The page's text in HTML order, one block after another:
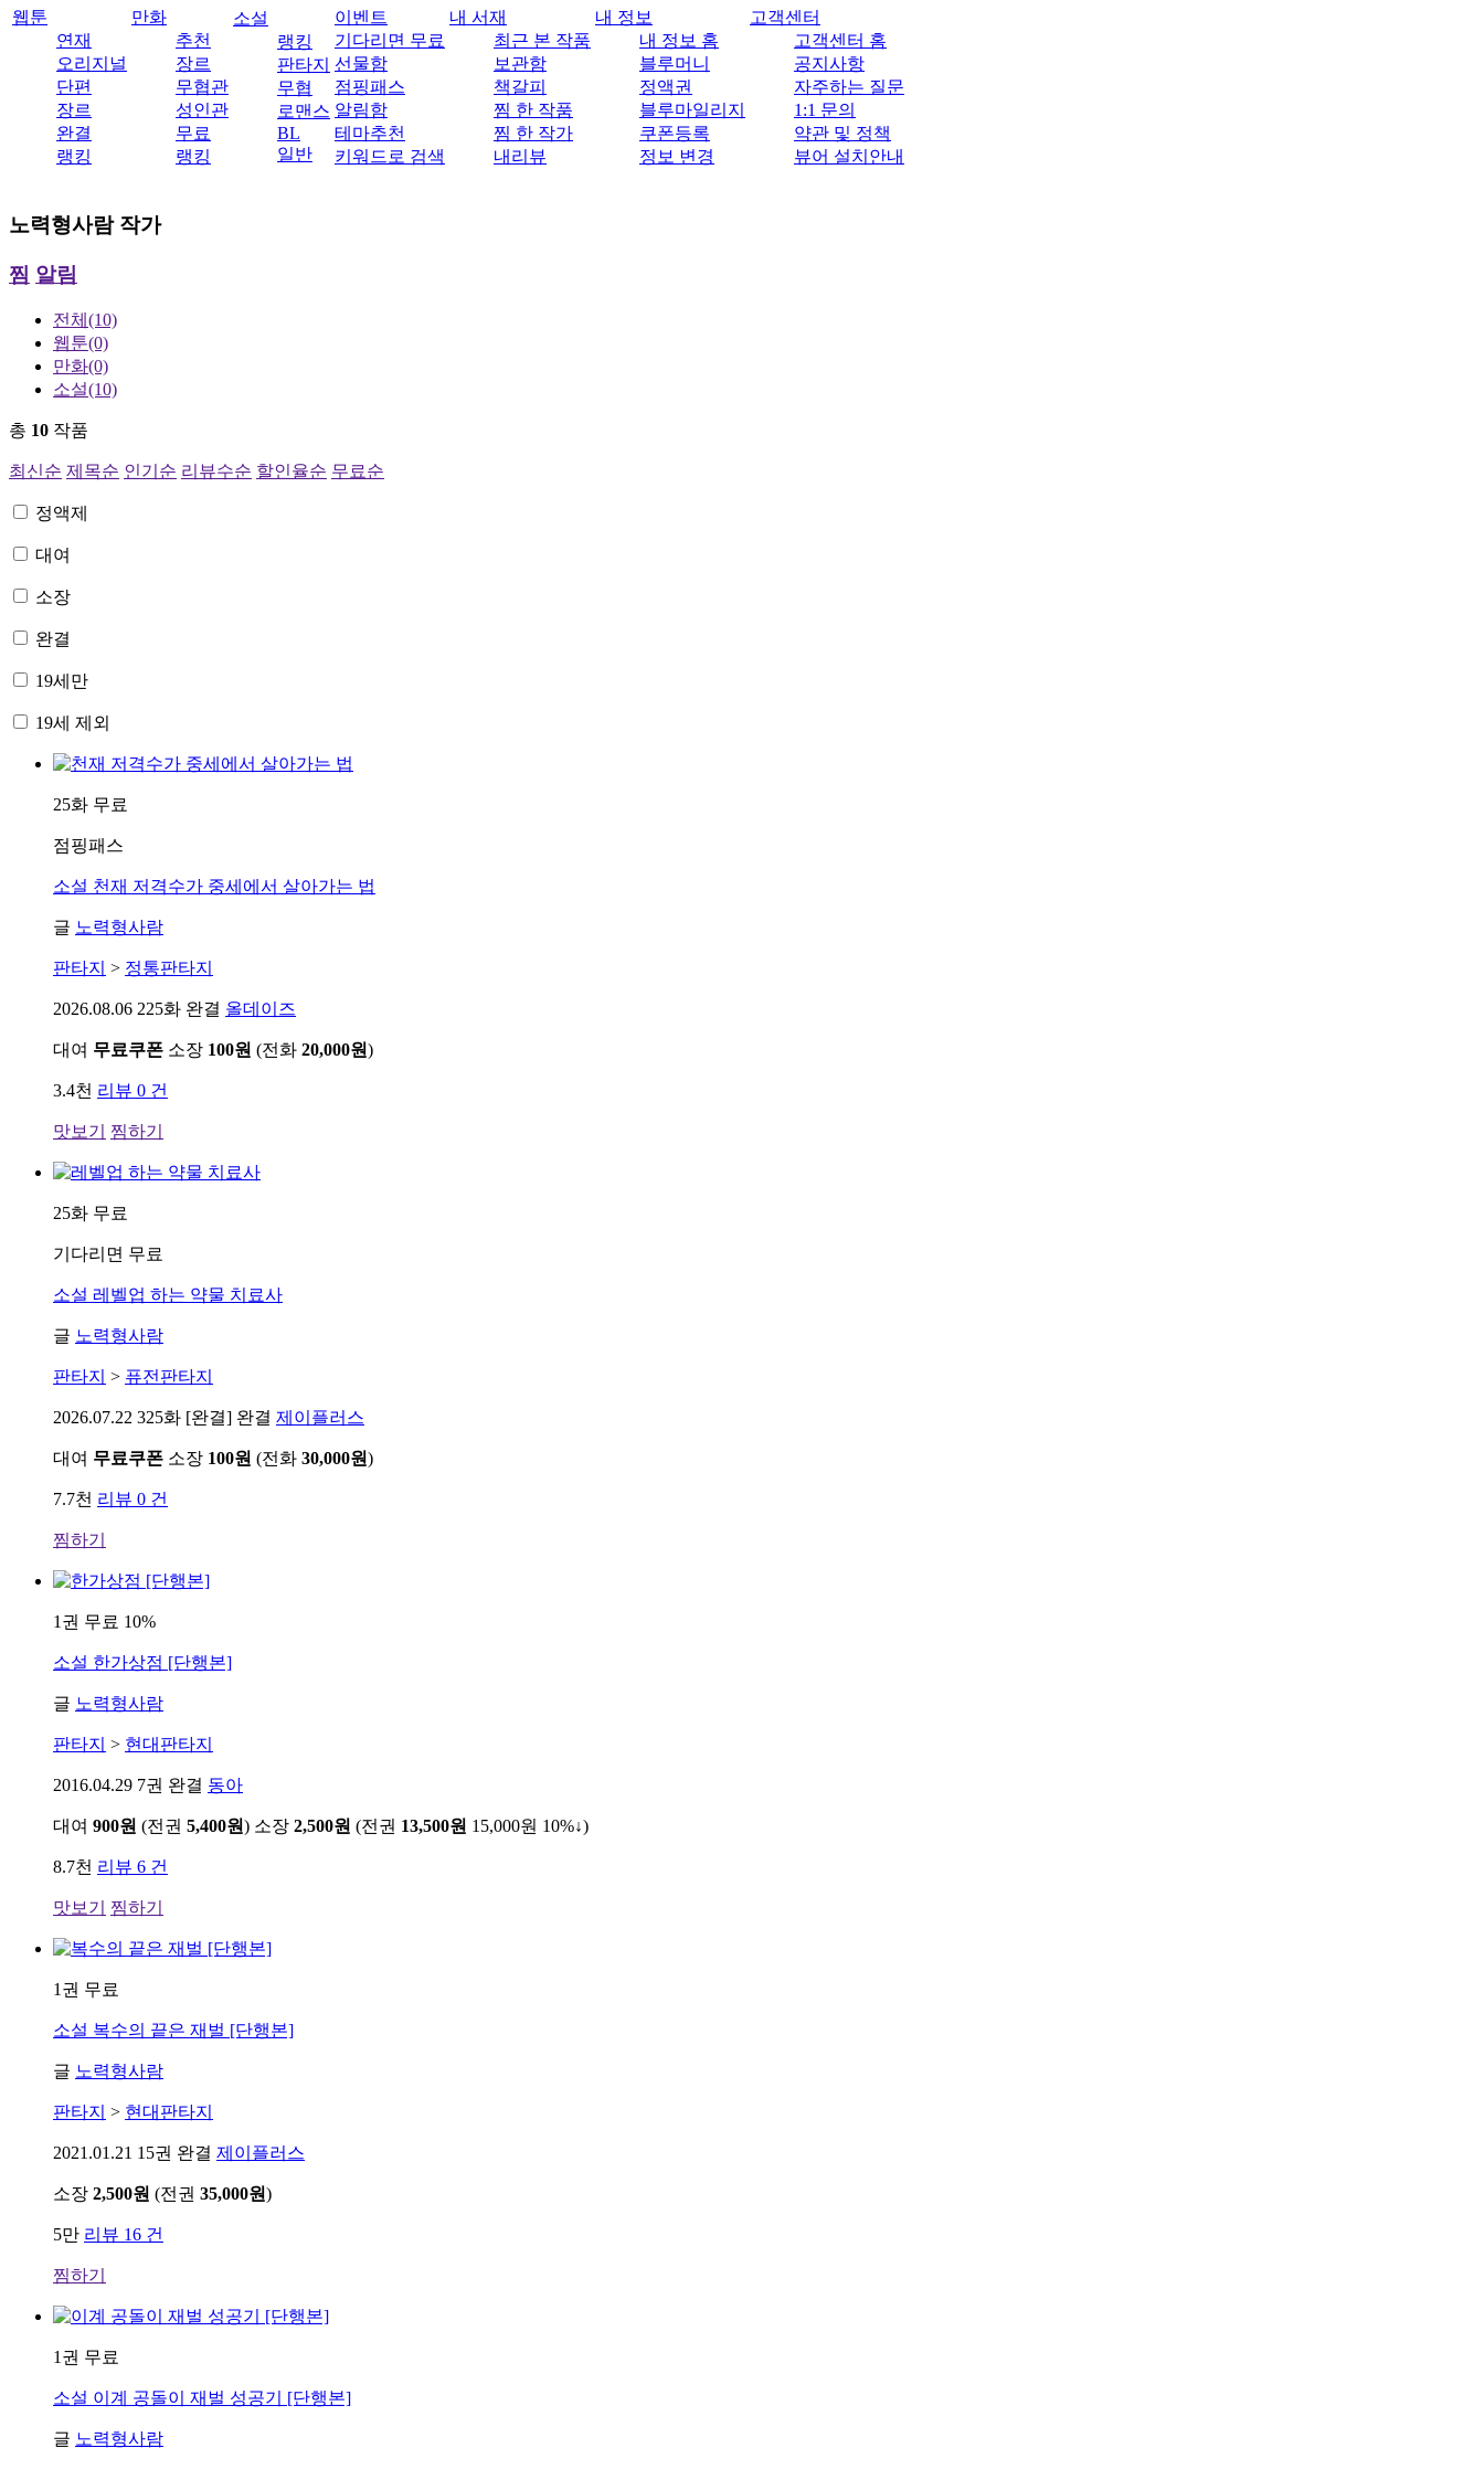
웹툰
연재
오리지널
단편
장르
완결
랭킹
만화
추천
장르
무협관
성인관
무료
랭킹
소설
랭킹
판타지
무협
로맨스
BL
일반
이벤트
기다리면 무료
선물함
점핑패스
알림함
테마추천
키워드로 검색
내 서재
최근 본 작품
보관함
책갈피
찜 한 작품
찜 한 작가
내리뷰
내 정보
내 정보 홈
블루머니
정액권
블루마일리지
쿠폰등록
정보 변경
고객센터
고객센터 홈
공지사항
자주하는 질문
1:1 문의
약관 및 정책
뷰어 설치안내
노력형사람작가
찜 알림
전체 (10)
웹툰(0)
만화(0)
소설(10)
총 10 작품
최신순 제목순 인기순 리뷰수순 할인율순 무료순
정액제
대여
소장
완결
19세만
19세 제외
25화 무료
점핑패스
소설 천재 저격수가 중세에서 살아가는 법
글 노력형사람
판타지 > 정통판타지
2026.08.06 225화 완결 올데이즈
대여 무료쿠폰 소장 100원 (전화 20,000원)
3.4천 리뷰 0 건
맛보기 찜하기
25화 무료
기다리면 무료
소설 레벨업 하는 약물 치료사
글 노력형사람
판타지 > 퓨전판타지
2026.07.22 325화 [완결] 완결 제이플러스
대여 무료쿠폰 소장 100원 (전화 30,000원)
7.7천 리뷰 0 건
찜하기
1권 무료 10%
소설 한가상점 [단행본]
글 노력형사람
판타지 > 현대판타지
2016.04.29 7권 완결 동아
대여 900원 (전권 5,400원) 소장 2,500원 (전권 13,500원 15,000원 10%↓)
8.7천 리뷰 6 건
맛보기 찜하기
1권 무료
소설 복수의 끝은 재벌 [단행본]
글 노력형사람
판타지 > 현대판타지
2021.01.21 15권 완결 제이플러스
소장 2,500원 (전권 35,000원)
5만 리뷰 16 건
찜하기
1권 무료
소설 이계 공돌이 재벌 성공기 [단행본]
글 노력형사람